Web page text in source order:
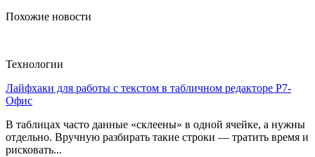
Похожие новости
Технологии
Лайфхаки для работы с текстом в табличном редакторе Р7-
Офис
В таблицах часто данные «склеены» в одной ячейке, а нужны
отдельно. Вручную разбирать такие строки — тратить время и
рисковать...